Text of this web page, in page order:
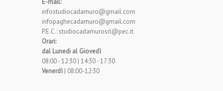
E-mail:
infostudiocadamuro@gmail.com
infopaghecadamuro@gmail.com
P.E.C.: studiocadamurosrl@pec.it
Orari:
dal Lunedi al Giovedì
08:00 - 12:30 | 14:30 - 17:30
Venerdì | 08:00-12:30